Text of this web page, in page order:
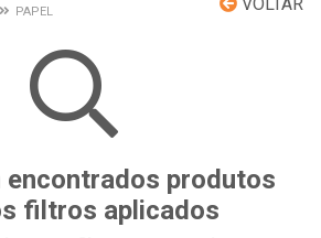
PAPEL
encontrados produtos
filtros aplicados